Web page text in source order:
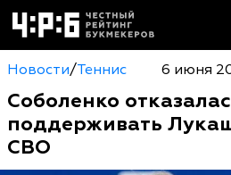
Новости/Теннис 6 июня
Соболенко
поддерживать
СВО